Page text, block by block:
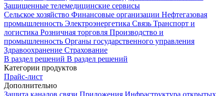
Защищенные телемедицинские сервисы
Сельское хозяйство Финансовые организации Нефтегазовая
промышленность Электроэнергетика Связь Транспорт и
логистика Розничная торговля Производство и
промышленность Органы государственного управления
Здравоохранение Страхование
В раздел решений В раздел решений
Категории продуктов
Прайс-лист
Дополнительно
Защита каналов связи Приложения Инфраструктура открытых